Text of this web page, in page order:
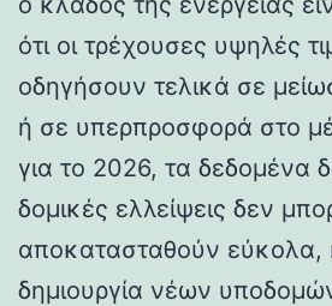
ότι οι τρέχουσες υψηλές
οδηγήσουν τελικά σε
ή σε υπερπροσφορά στο
για το 2026, τα δεδομένα
δομικές ελλείψεις δεν
αποκατασταθούν
δημιουργία νέων